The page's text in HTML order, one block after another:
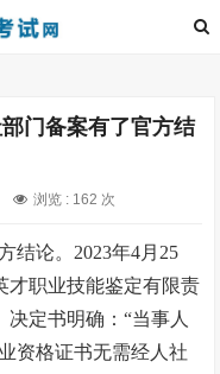
门备案有了官方结
浏览 : 162 次
结论。2023年4月25
才职业技能鉴定有限责
定书明确：“当事人
资格证书无需经人社